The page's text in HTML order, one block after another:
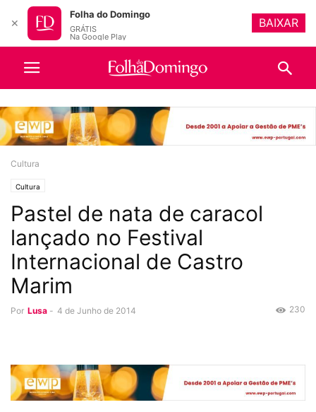
Cultura
Cultura
Pastel de nata de caracol
lançado no Festival
Internacional de Castro
Marim
Por Lusa - 4 de Junho de 2014 230
✕
Folha do Domingo
GRÁTIS
Na Google Play
BAIXAR